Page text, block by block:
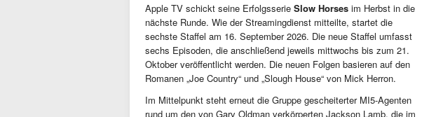
Apple TV schickt seine Erfolgsserie Slow Horses im Herbst in die
nächste Runde. Wie der Streamingdienst mitteilte, startet die
sechste Staffel am 16. September 2026. Die neue Staffel umfasst
sechs Episoden, die anschließend jeweils mittwochs bis zum 21.
Oktober veröffentlicht werden. Die neuen Folgen basieren auf den
Romanen „Joe Country“ und „Slough House“ von Mick Herron.
Im Mittelpunkt steht erneut die Gruppe gescheiterter MI5-Agenten
rund um den von Gary Oldman verkörperten Jackson Lamb, die im